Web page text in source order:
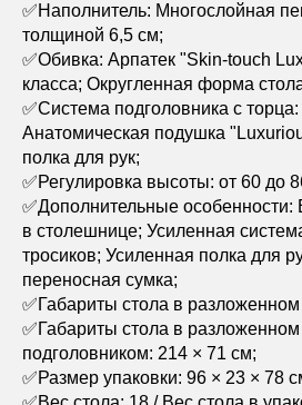
✅Наполнитель: Многослойная
толщиной 6,5 см;
✅Обивка: Арпатек "Skin-touch
класса; Округленная форма
✅Система подголовника с
Анатомическая подушка
полка для рук;
✅Регулировка высоты: от 60 до
✅Дополнительные
в столешнице; Усиленная
тросиков; Усиленная полка для
переносная сумка;
✅Габариты стола в
✅Габариты стола в
подголовником: 214 × 71 см;
✅Размер упаковки: 96 × 23 × 78